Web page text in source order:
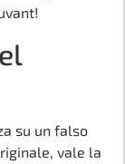
su un falso
vale la